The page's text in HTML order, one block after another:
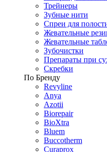
Трейнеры
Зубные нити
Спреи для
Жевательные
Жевательные
Зубочистки
Препараты при
Скребки
По Бренду
Revyline
Anya
Azotii
Biorepair
BioXtra
Bluem
Buccotherm
Curaprox